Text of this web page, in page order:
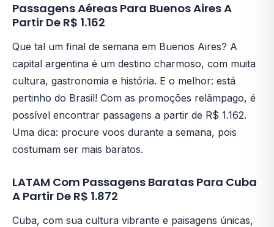
Passagens Aéreas Para Buenos Aires A
Partir De R$ 1.162
Que tal um final de semana em Buenos Aires? A
capital argentina é um destino charmoso, com muita
cultura, gastronomia e história. E o melhor: está
pertinho do Brasil! Com as promoções relâmpago, é
possível encontrar passagens a partir de R$ 1.162.
Uma dica: procure voos durante a semana, pois
costumam ser mais baratos.
LATAM Com Passagens Baratas Para Cuba
A Partir De R$ 1.872
Cuba, com sua cultura vibrante e paisagens únicas,